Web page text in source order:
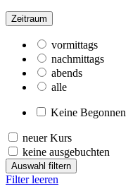
Zeitraum
vormittags
nachmittags
abends
alle
Keine Begonnen
neuer Kurs
keine ausgebuchten
Auswahl filtern
Filter leeren